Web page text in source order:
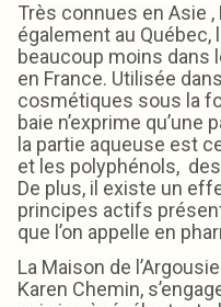
Très connues en Asie ,
également au Québec,
beaucoup moins dans
en France. Utilisée
cosmétiques sous la
baie n’exprime
la partie aqueuse est
et les polyphénols,
De plus, il existe un
principes actifs
que l’on appelle en
La Maison de
Karen Chemin,